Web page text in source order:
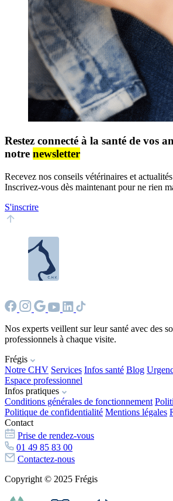
Restez connecté à la santé de vos
notre newsletter
Recevez nos conseils vétérinaires et
Inscrivez-vous dès maintenant pour ne rien
S'inscrire
Nos experts veillent sur leur santé avec des
professionnels à chaque visite.
Frégis
Notre CHV Services Infos santé Blog
Espace professionnel
Infos pratiques
Conditions générales de fonctionnement
Politique de confidentialité Mentions légales
Contact
Prise de rendez-vous
01 49 85 83 00
Contactez-nous
Copyright © 2025 Frégis